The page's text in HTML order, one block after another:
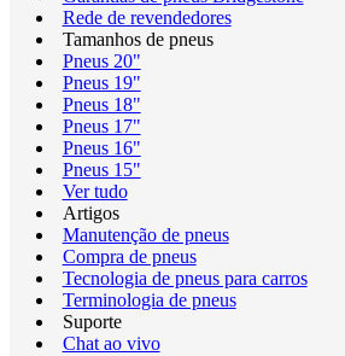
Rede de revendedores
Tamanhos de pneus
Pneus 20"
Pneus 19"
Pneus 18"
Pneus 17"
Pneus 16"
Pneus 15"
Ver tudo
Artigos
Manutenção de pneus
Compra de pneus
Tecnologia de pneus para carros
Terminologia de pneus
Suporte
Chat ao vivo